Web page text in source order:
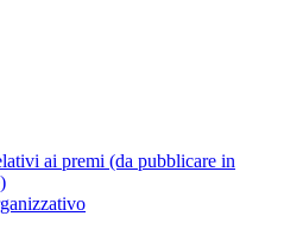
ai premi (da pubblicare in